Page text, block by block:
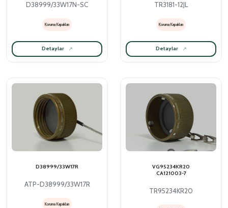
D38999/33W17N-SC
Koruma Kapakları
Detaylar
TR3181-12JL
Koruma Kapakları
Detaylar
D38999/33W17R
ATP-D38999/33W17R
Koruma Kapakları
VG95234KR20
CA121003-7
TR95234KR20